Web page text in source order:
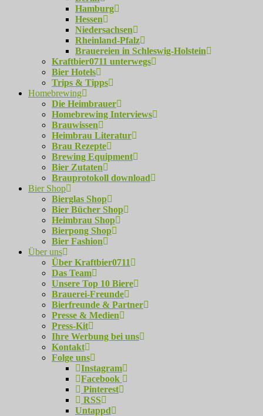
Hamburg
Hessen
Niedersachsen
Rheinland-Pfalz
Brauereien in Schleswig-Holstein
Kraftbier0711 unterwegs
Bier Hotels
Trips & Tipps
Homebrewing
Die Heimbrauer
Homebrewing Interviews
Brauwissen
Heimbrau Literatur
Brau Rezepte
Brewing Equipment
Bier Zutaten
Brauprotokoll download
Bier Shop
Bierglas Shop
Bier Bücher Shop
Heimbrau Shop
Bierpong Shop
Bier Fashion
Über uns
Über Kraftbier0711
Das Team
Unsere Top 10 Biere
Brauerei-Freunde
Bierfreunde & Partner
Presse & Medien
Press-Kit
Ihre Werbung bei uns
Kontakt
Folge uns
Instagram
Facebook
Pinterest
RSS
Untappd